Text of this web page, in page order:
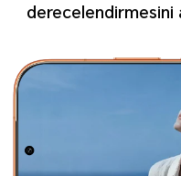
derecelendirmesini